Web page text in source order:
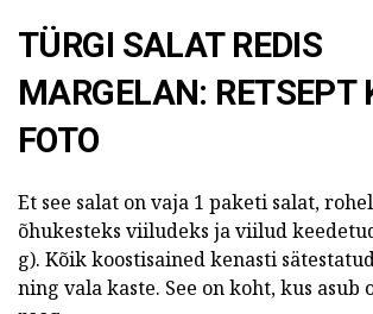
TÜRGI SALAT REDIS
MARGELAN: RETSEPT
FOTO
Et see salat on vaja 1 paketi salat,
õhukesteks viiludeks ja viilud
g). Kõik koostisained kenasti
ning vala kaste. See on koht, kus asub